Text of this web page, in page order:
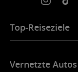
Top-Reiseziele
eSIM für Europa
Vernetzte Autos